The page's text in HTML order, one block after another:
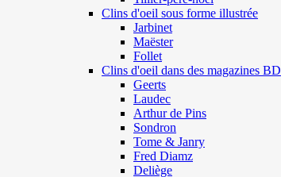
Clins d'oeil sous forme illustrée
Jarbinet
Maëster
Follet
Clins d'oeil dans des magazines BD
Geerts
Laudec
Arthur de Pins
Sondron
Tome & Janry
Fred Diamz
Deliège